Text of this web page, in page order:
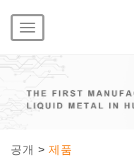
Toggle
navigation
공개 > 제품